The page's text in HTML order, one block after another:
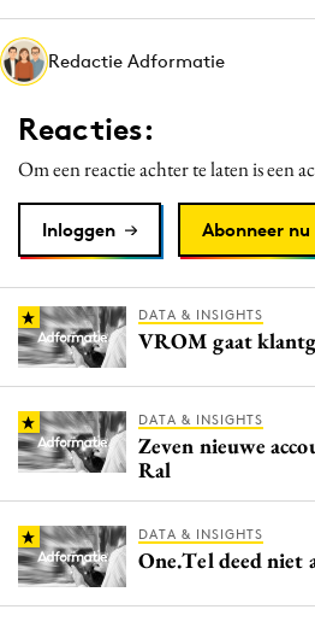
Martech
Media
Merkstrategie
PR
Programmatic
Reputatie & crisis
Redactie Adformatie
Reacties:
Om een reactie achter te laten is een
Inloggen Abonneer nu
DATA & INSIGHTS
VROM gaat
DATA & INSIGHTS
Zeven nieuwe
Ral
DATA & INSIGHTS
One.Tel deed niet